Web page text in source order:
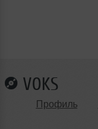
VOKS
Профиль